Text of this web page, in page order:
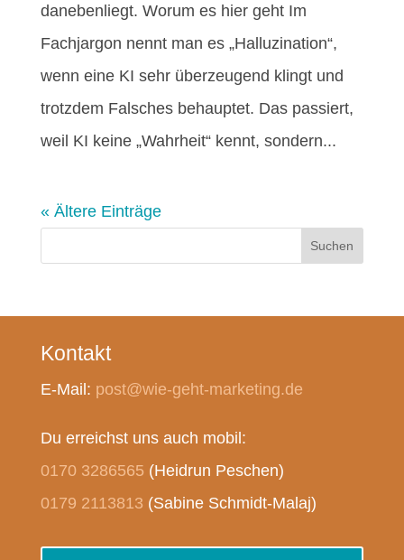
danebenliegt. Worum es hier geht Im
Fachjargon nennt man es „Halluzination“,
wenn eine KI sehr überzeugend klingt und
trotzdem Falsches behauptet. Das passiert,
weil KI keine „Wahrheit“ kennt, sondern...
« Ältere Einträge
Suchen
Kontakt
E-Mail: post@wie-geht-marketing.de
Du erreichst uns auch mobil:
0170 3286565 (Heidrun Peschen)
0179 2113813 (Sabine Schmidt-Malaj)